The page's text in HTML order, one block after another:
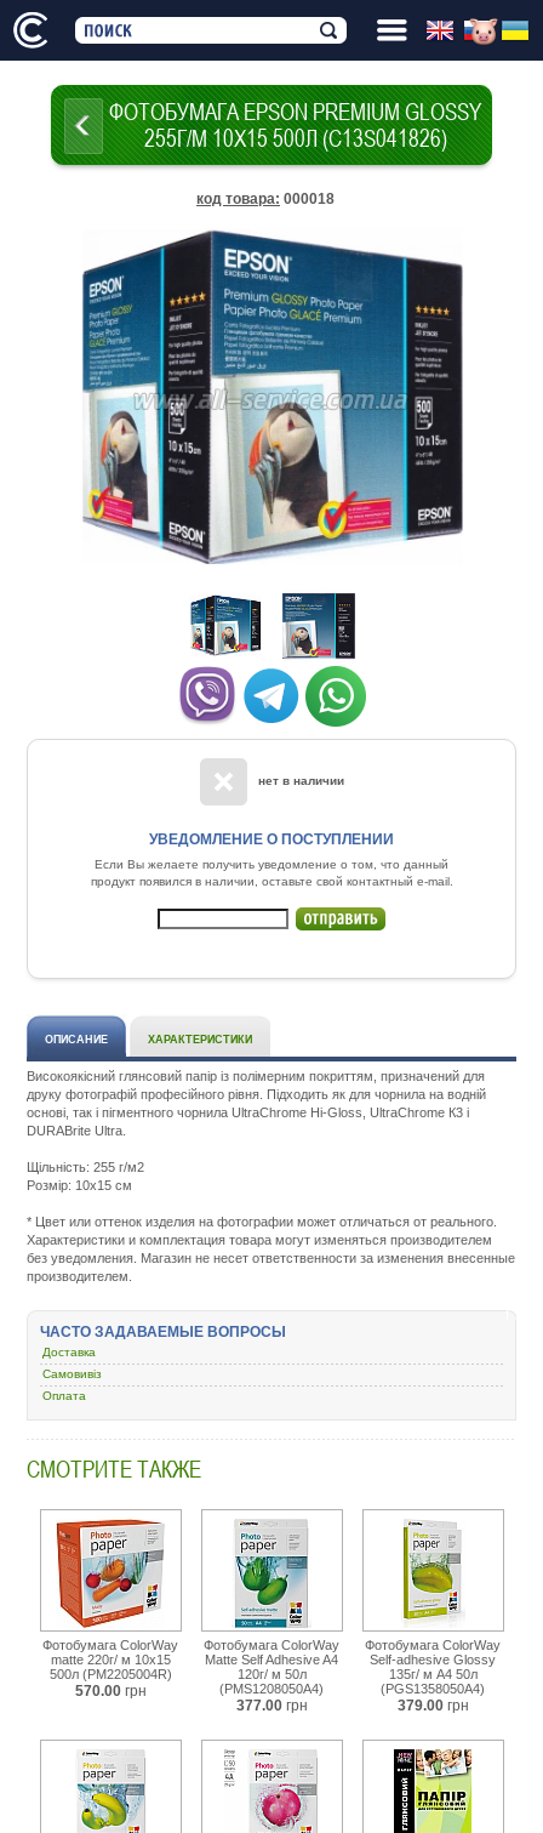
ФОТОБУМАГА EPSON PREMIUM GLOSSY
255Г/М 10X15 500Л (C13S041826)
код товара: 000018
нет в наличии
УВЕДОМЛЕНИЕ О ПОСТУПЛЕНИИ
Если Вы желаете получить уведомление о том, что данный
продукт появился в наличии, оставьте свой контактный e-mail.
ОПИСАНИЕ ХАРАКТЕРИСТИКИ
Високоякісний глянсовий папір із полімерним покриттям, призначений для
друку фотографій професійного рівня. Підходить як для чорнила на водній
основі, так і пігментного чорнила UltraChrome Hi-Gloss, UltraChrome К3 і
DURABrite Ultra.
Щільність: 255 г/м2
Розмір: 10x15 см
service.com.uacatalog/1119-
rashodnye-
materialy/6008-
premium-
glossy-
10x15-
500-
* Цвет или оттенок изделия на фотографии может отличаться от реального.
Характеристики и комплектация товара могут изменяться производителем
без уведомления. Магазин не несет ответственности за изменения внесенные
производителем.
ЧАСТО ЗАДАВАЕМЫЕ ВОПРОСЫ
Доставка
Самовивіз
Оплата
СМОТРИТЕ ТАКЖЕ
Фотобумага ColorWay
matte 220г/ м 10x15
500л (PM2205004R)
570.00 грн
Фотобумага ColorWay
Matte Self Adhesive A4
120г/ м 50л
(PMS1208050A4)
377.00 грн
Фотобумага ColorWay
Self-adhesive Glossy
135г/ м A4 50л
(PGS1358050A4)
379.00 грн